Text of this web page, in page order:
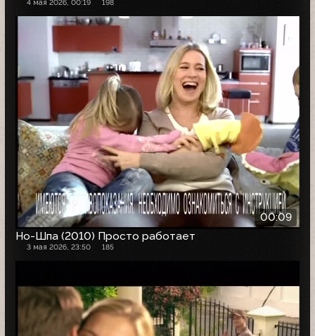
4 мая 2026, 00:19 198
00:09
Но-Шпа (2010) Просто работает
3 мая 2026, 23:50 185